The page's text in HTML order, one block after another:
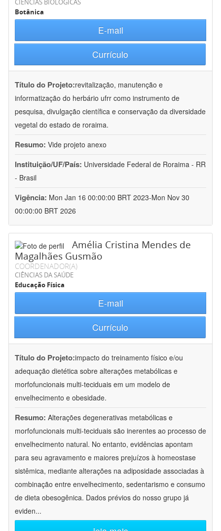
CIÊNCIAS BIOLÓGICAS
Botânica
E-mail
Currículo
Título do Projeto:revitalização, manutenção e
informatização do herbário ufrr como instrumento de
pesquisa, divulgação científica e conservação da diversidade
vegetal do estado de roraima.
Resumo: Vide projeto anexo
Instituição/UF/País: Universidade Federal de Roraima - RR
- Brasil
Vigência: Mon Jan 16 00:00:00 BRT 2023-Mon Nov 30
00:00:00 BRT 2026
Amélia Cristina Mendes de
Magalhães Gusmão
COORDENADOR(A)
CIÊNCIAS DA SAÚDE
Educação Física
E-mail
Currículo
Título do Projeto:impacto do treinamento físico e/ou
adequação dietética sobre alterações metabólicas e
morfofuncionais multi-teciduais em um modelo de
envelhecimento e obesidade.
Resumo: Alterações degenerativas metabólicas e
morfofuncionais multi-teciduais são inerentes ao processo de
envelhecimento natural. No entanto, evidências apontam
para seu agravamento e maiores prejuízos à homeostase
sistêmica, mediante alterações na adiposidade associadas à
combinação entre envelhecimento, sedentarismo e consumo
de dieta obesogênica. Dados prévios do nosso grupo já
eviden...